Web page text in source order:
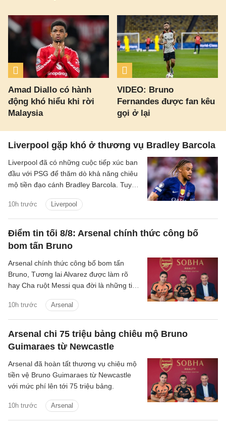
Amad Diallo có hành
động khó hiểu khi rời
Malaysia
VIDEO: Bruno
Fernandes được fan kêu
gọi ở lại
Liverpool gặp khó ở thương vụ Bradley Barcola
10h trước Liverpool
Liverpool đã có những cuộc tiếp xúc ban
đầu với PSG để thăm dò khả năng chiêu
mộ tiền đạo cánh Bradley Barcola. Tuy
hai CLB đang là trở ngại lớn đối với
thương vụ này.
Điểm tin tối 8/8: Arsenal chính thức công bố
bom tấn Bruno
10h trước Arsenal
Arsenal chính thức công bố bom tấn
Bruno, Tương lai Alvarez được làm rõ
hay Cha ruột Messi qua đời là những tin
Arsenal chi 75 triệu bảng chiêu mộ Bruno
Guimaraes từ Newcastle
10h trước Arsenal
Arsenal đã hoàn tất thương vụ chiêu mộ
tiền vệ Bruno Guimaraes từ Newcastle
với mức phí lên tới 75 triệu bảng.